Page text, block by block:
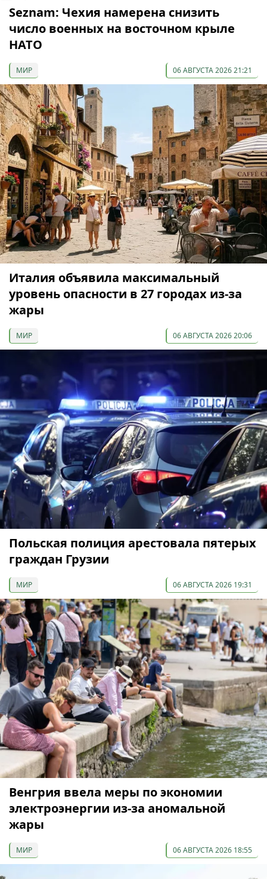
Seznam: Чехия намерена снизить
число военных на восточном крыле
НАТО
МИР 06 АВГУСТА 2026 21:21
Италия объявила максимальный
уровень опасности в 27 городах из-за
жары
МИР 06 АВГУСТА 2026 20:06
Польская полиция арестовала пятерых
граждан Грузии
МИР 06 АВГУСТА 2026 19:31
Венгрия ввела меры по экономии
электроэнергии из-за аномальной
жары
МИР 06 АВГУСТА 2026 18:55